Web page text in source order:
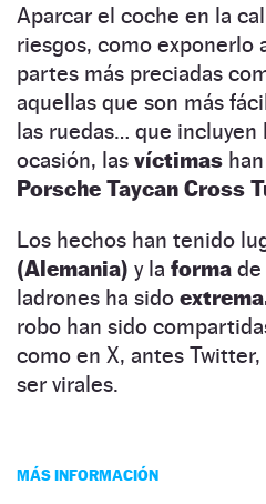
Aparcar el coche en la
riesgos, como exponerlo
partes más preciadas
aquellas que son más
las ruedas… que incluyen
ocasión, las víctimas
Porsche Taycan Cross
Los hechos han tenido
(Alemania) y la forma
ladrones ha sido
robo han sido
como en X, antes
ser virales.
MÁS INFORMACIÓN